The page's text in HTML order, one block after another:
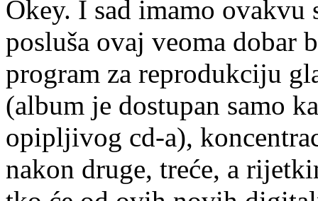
Okey. I sad imamo ovakvu
posluša ovaj veoma dobar
program za reprodukciju
(album je dostupan samo
opipljivog cd-a),
nakon druge, treće, a